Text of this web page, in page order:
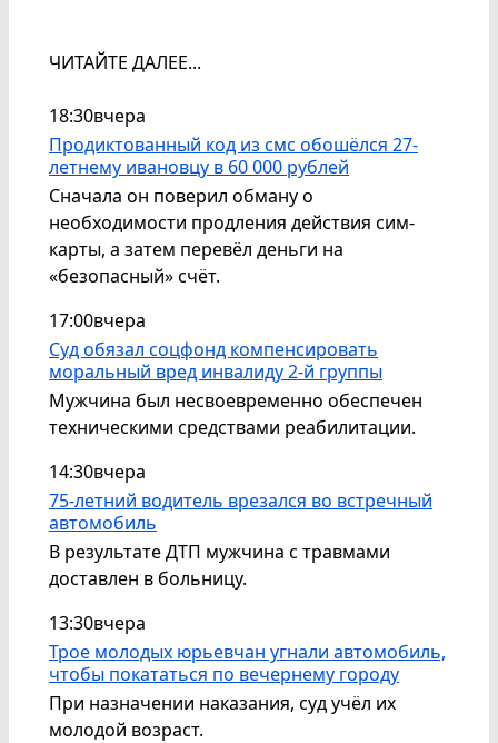
ЧИТАЙТЕ ДАЛЕЕ...
18:30вчера
Продиктованный код из смс обошёлся 27-
летнему ивановцу в 60 000 рублей
Сначала он поверил обману о
необходимости продления действия сим-
карты, а затем перевёл деньги на
«безопасный» счёт.
17:00вчера
Суд обязал соцфонд компенсировать
моральный вред инвалиду 2-й группы
Мужчина был несвоевременно обеспечен
техническими средствами реабилитации.
14:30вчера
75-летний водитель врезался во встречный
автомобиль
В результате ДТП мужчина с травмами
доставлен в больницу.
13:30вчера
Трое молодых юрьевчан угнали автомобиль,
чтобы покататься по вечернему городу
При назначении наказания, суд учёл их
молодой возраст.